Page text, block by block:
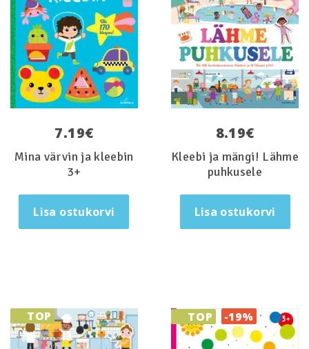
7.19€
Mina värvin ja kleebin
3+
Lisa ostukorvi
8.19€
Kleebi ja mängi! Lähme
puhkusele
Lisa ostukorvi
TOP TOP -19%